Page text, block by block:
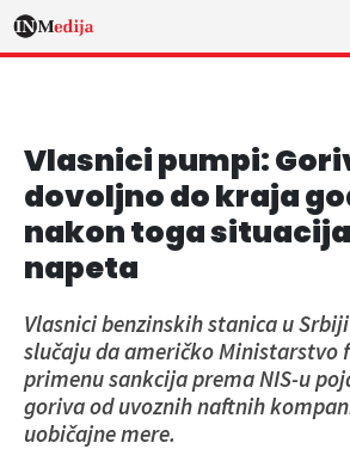
Vlasnici pumpi:
dovoljno do kraja
nakon toga
napeta
Vlasnici benzinskih stanica u
slučaju da američko Ministarstvo
primenu sankcija prema NIS-u
goriva od uvoznih naftnih
uobičajne mere.